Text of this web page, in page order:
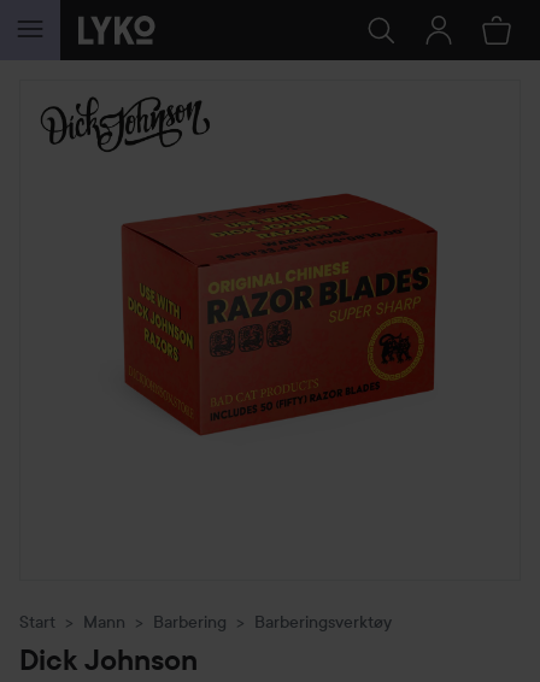
GÅ TIL INNHOLD
Start Mann Barbering Barberingsverktøy
Dick Johnson